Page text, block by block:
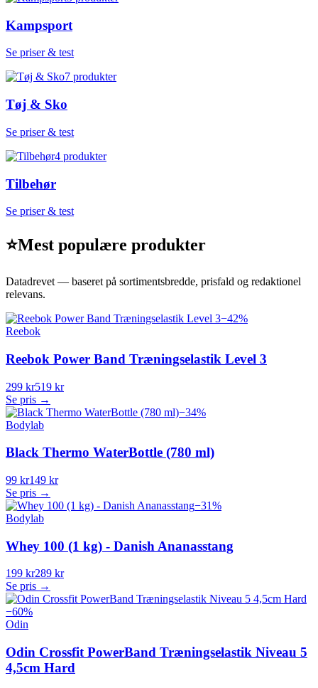
Kampsport
Se priser & test
7 produkter
Tøj & Sko
Se priser & test
4 produkter
Tilbehør
Se priser & test
⭐Mest populære produkter
Datadrevet — baseret på sortimentsbredde, prisfald og redaktionel
relevans.
−42%
Reebok
Reebok Power Band Træningselastik Level 3
299 kr519 kr
Se pris →
−34%
Bodylab
Black Thermo WaterBottle (780 ml)
99 kr149 kr
Se pris →
−31%
Bodylab
Whey 100 (1 kg) - Danish Ananasstang
199 kr289 kr
Se pris →
−60%
Odin
Odin Crossfit PowerBand Træningselastik Niveau 5
4,5cm Hard